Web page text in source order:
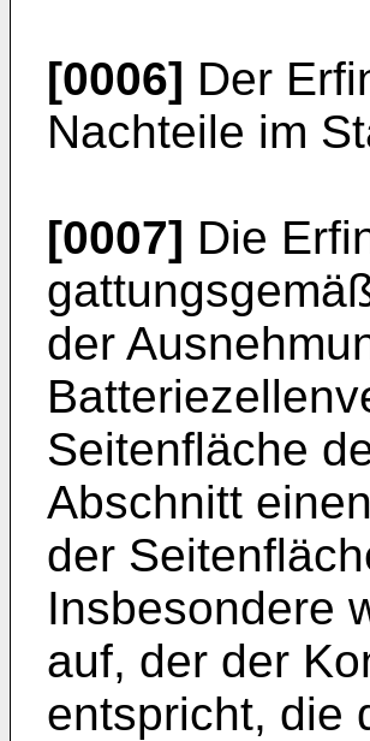
[0006] Der
Nachteile im
[0007] Die
der
Seitenfläche
Abschnitt
der
Insbesondere
auf, der der
entspricht, die